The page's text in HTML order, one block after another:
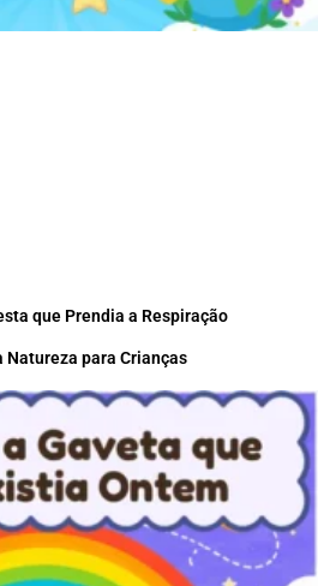
que Prendia a Respiração
Natureza para Crianças